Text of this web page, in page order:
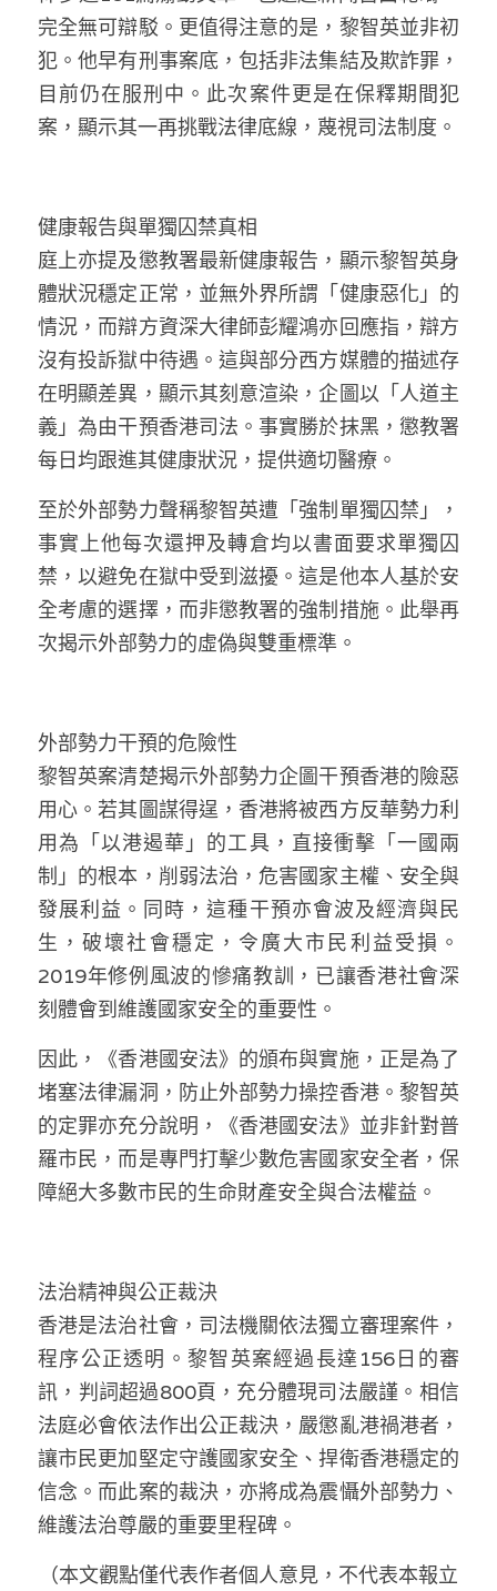
完全無可辯駁。更值得注意的是，黎智英並非初
犯。他早有刑事案底，包括非法集結及欺詐罪，
目前仍在服刑中。此次案件更是在保釋期間犯
案，顯示其一再挑戰法律底線，蔑視司法制度。
健康報告與單獨囚禁真相
庭上亦提及懲教署最新健康報告，顯示黎智英身
體狀況穩定正常，並無外界所謂「健康惡化」的
情況，而辯方資深大律師彭耀鴻亦回應指，辯方
沒有投訴獄中待遇。這與部分西方媒體的描述存
在明顯差異，顯示其刻意渲染，企圖以「人道主
義」為由干預香港司法。事實勝於抹黑，懲教署
每日均跟進其健康狀況，提供適切醫療。
至於外部勢力聲稱黎智英遭「強制單獨囚禁」，
事實上他每次還押及轉倉均以書面要求單獨囚
禁，以避免在獄中受到滋擾。這是他本人基於安
全考慮的選擇，而非懲教署的強制措施。此舉再
次揭示外部勢力的虛偽與雙重標準。
外部勢力干預的危險性
黎智英案清楚揭示外部勢力企圖干預香港的險惡
用心。若其圖謀得逞，香港將被西方反華勢力利
用為「以港遏華」的工具，直接衝擊「一國兩
制」的根本，削弱法治，危害國家主權、安全與
發展利益。同時，這種干預亦會波及經濟與民
生，破壞社會穩定，令廣大市民利益受損。
2019年修例風波的慘痛教訓，已讓香港社會深
刻體會到維護國家安全的重要性。
因此，《香港國安法》的頒布與實施，正是為了
堵塞法律漏洞，防止外部勢力操控香港。黎智英
的定罪亦充分說明，《香港國安法》並非針對普
羅市民，而是專門打擊少數危害國家安全者，保
障絕大多數市民的生命財產安全與合法權益。
法治精神與公正裁決
香港是法治社會，司法機關依法獨立審理案件，
程序公正透明。黎智英案經過長達156日的審
訊，判詞超過800頁，充分體現司法嚴謹。相信
法庭必會依法作出公正裁決，嚴懲亂港禍港者，
讓市民更加堅定守護國家安全、捍衛香港穩定的
信念。而此案的裁決，亦將成為震懾外部勢力、
維護法治尊嚴的重要里程碑。
（本文觀點僅代表作者個人意見，不代表本報立